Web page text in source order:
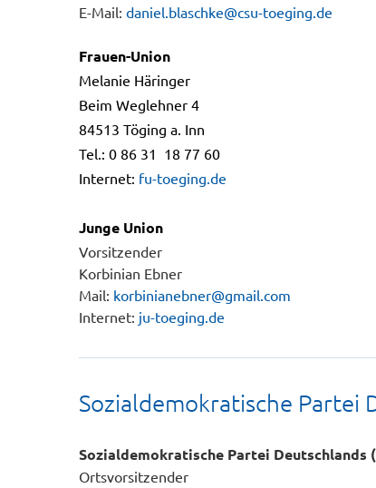
E-Mail: daniel.blaschke@csu-toeging.de
Frauen-Union
Melanie Häringer
Beim Weglehner 4
84513 Töging a. Inn
Tel.: 0 86 31 18 77 60
Internet: fu-toeging.de
Junge Union
Vorsitzender
Korbinian Ebner
Mail: korbinianebner@gmail.com
Internet: ju-toeging.de
Sozialdemokratische Partei
Sozialdemokratische Partei Deutschlands
Ortsvorsitzender